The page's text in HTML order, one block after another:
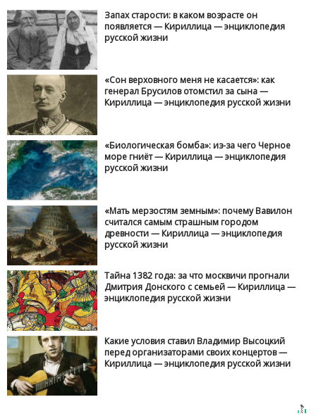
Запах старости: в каком возрасте он
появляется — Кириллица — энциклопедия
русской жизни
«Сон верховного меня не касается»: как
генерал Брусилов отомстил за сына —
Кириллица — энциклопедия русской жизни
«Биологическая бомба»: из-за чего Черное
море гниёт — Кириллица — энциклопедия
русской жизни
«Мать мерзостям земным»: почему Вавилон
считался самым страшным городом
древности — Кириллица — энциклопедия
русской жизни
Тайна 1382 года: за что москвичи прогнали
Дмитрия Донского с семьей — Кириллица —
энциклопедия русской жизни
Какие условия ставил Владимир Высоцкий
перед организаторами своих концертов —
Кириллица — энциклопедия русской жизни